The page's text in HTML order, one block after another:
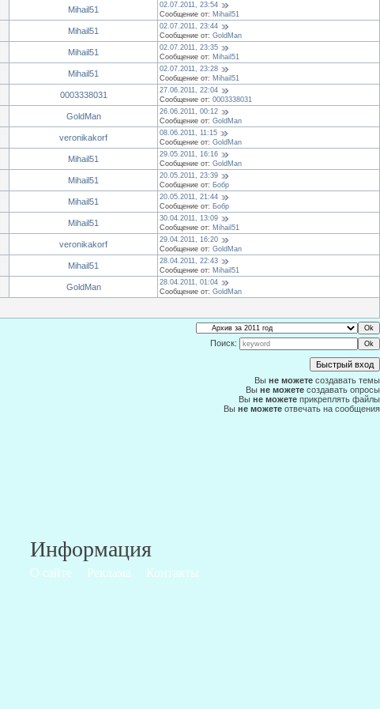
Mihail51
02.07.2011, 23:54
Сообщение от: Mihail51
Mihail51
02.07.2011, 23:44
Сообщение от: GoldMan
Mihail51
02.07.2011, 23:35
Сообщение от: Mihail51
Mihail51
02.07.2011, 23:28
Сообщение от: Mihail51
0003338031
27.06.2011, 22:04
Сообщение от: 0003338031
GoldMan
26.06.2011, 00:12
Сообщение от: GoldMan
veronikakorf
08.06.2011, 11:15
Сообщение от: GoldMan
Mihail51
29.05.2011, 16:16
Сообщение от: GoldMan
Mihail51
20.05.2011, 23:39
Сообщение от: Бобр
Mihail51
20.05.2011, 21:44
Сообщение от: Бобр
Mihail51
30.04.2011, 13:09
Сообщение от: Mihail51
veronikakorf
29.04.2011, 16:20
Сообщение от: GoldMan
Mihail51
28.04.2011, 22:43
Сообщение от: Mihail51
GoldMan
28.04.2011, 01:04
Сообщение от: GoldMan
Поиск:
Вы не можете создавать темы
Вы не можете создавать опросы
Вы не можете прикреплять файлы
Вы не можете отвечать на сообщения
Информация
О сайте Реклама Контакты